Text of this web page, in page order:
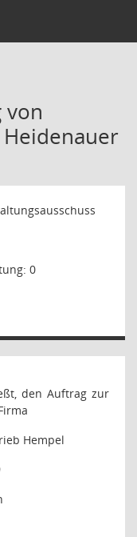
von
0
den Auftrag zur
Hempel